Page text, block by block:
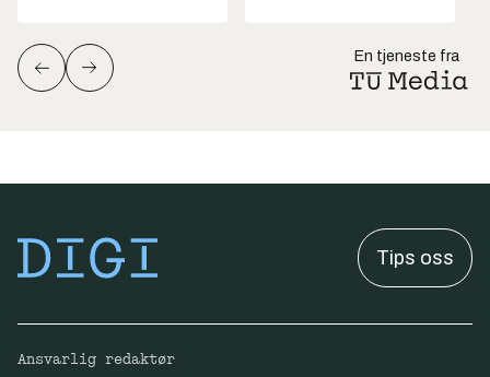
En tjeneste fra
Tips oss
Ansvarlig redaktør